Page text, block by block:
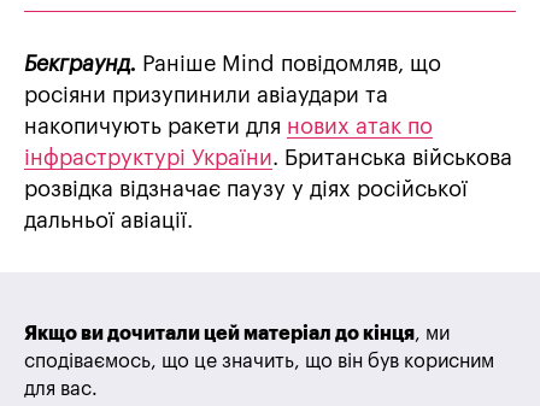
Бекграунд. Раніше Mind повідомляв, що
росіяни призупинили авіаудари та
накопичують ракети для нових атак по
інфраструктурі України. Британська військова
розвідка відзначає паузу у діях російської
дальньої авіації.
Якщо ви дочитали цей матеріал до кінця, ми
сподіваємось, що це значить, що він був корисним
для вас.